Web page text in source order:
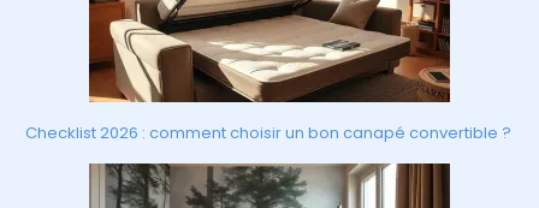
Checklist 2026 : comment choisir un bon canapé convertible ?